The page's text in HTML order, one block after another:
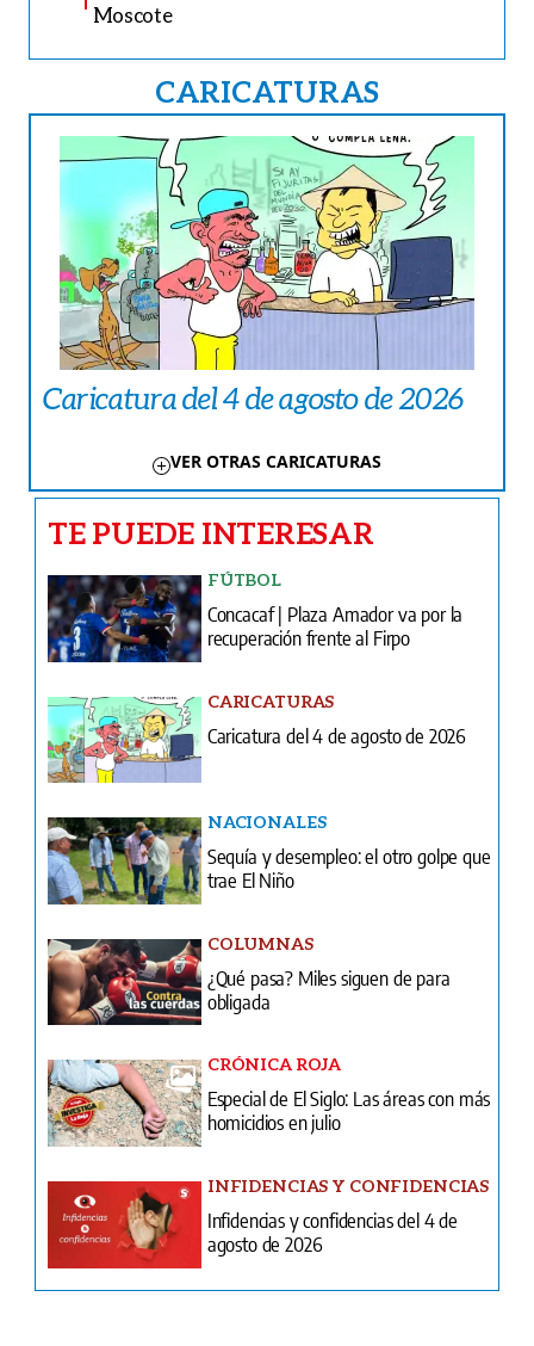
Moscote
CARICATURAS
Caricatura del 4 de agosto de 2026
VER OTRAS CARICATURAS
TE PUEDE INTERESAR
FÚTBOL
Concacaf | Plaza Amador va por la
recuperación frente al Firpo
CARICATURAS
Caricatura del 4 de agosto de 2026
NACIONALES
Sequía y desempleo: el otro golpe que
trae El Niño
COLUMNAS
¿Qué pasa? Miles siguen de para
obligada
CRÓNICA ROJA
Especial de El Siglo: Las áreas con más
homicidios en julio
INFIDENCIAS Y CONFIDENCIAS
Infidencias y confidencias del 4 de
agosto de 2026